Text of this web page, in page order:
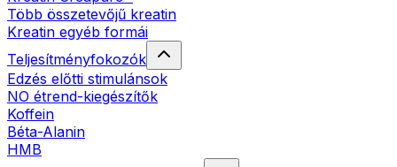
Több összetevőjű kreatin
Kreatin egyéb formái
Teljesítményfokozók
Edzés előtti stimulánsok
NO étrend-kiegészítők
Koffein
Béta-Alanin
HMB